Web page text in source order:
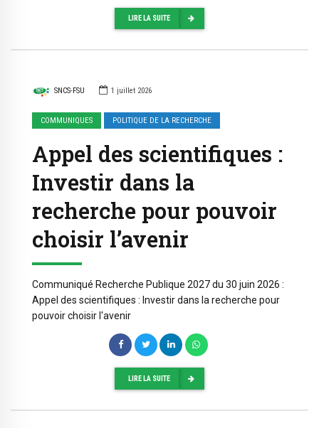
LIRE LA SUITE
SNCS-FSU 1 juillet 2026
COMMUNIQUES POLITIQUE DE LA RECHERCHE
Appel des scientifiques :
Investir dans la
recherche pour pouvoir
choisir l’avenir
Communiqué Recherche Publique 2027 du 30 juin 2026 :
Appel des scientifiques : Investir dans la recherche pour
pouvoir choisir l'avenir
LIRE LA SUITE